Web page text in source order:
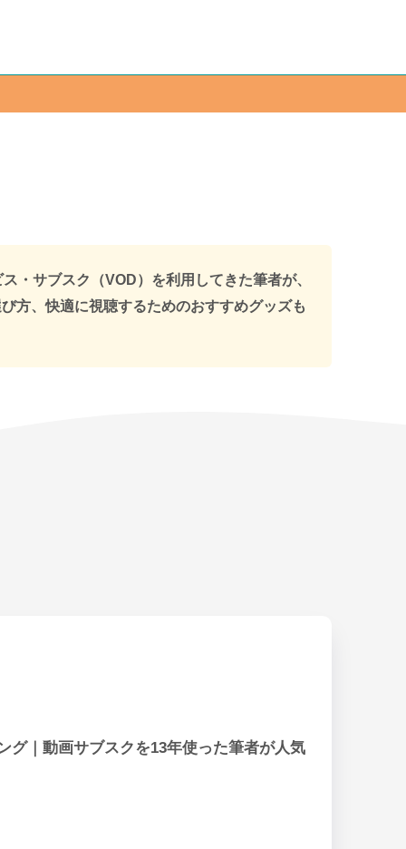
・サブスク（VOD）を利用してきた筆者が、
方、快適に視聴するためのおすすめグッズも
グ｜動画サブスクを13年使った筆者が人気